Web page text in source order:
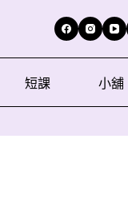
短課 小舖